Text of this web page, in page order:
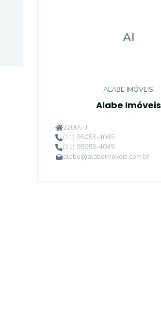
AI
ALABE IMÓVEIS
Alabe Imóveis
22005-J
(11) 95053-4045
(11) 95053-4045
alabe@alabeimoveis.com.br